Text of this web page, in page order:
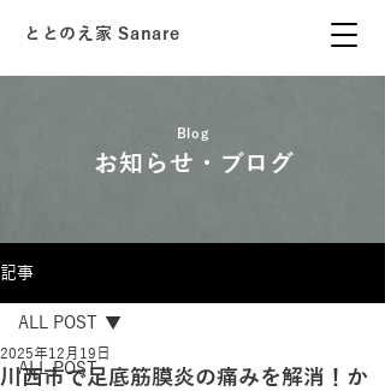
ととのえ家 Sanare
Blog
お知らせ・ブログ
記事
ALL POST
ALL POST
川西市で足底筋膜炎の痛みを解消！か
2025年12月19日